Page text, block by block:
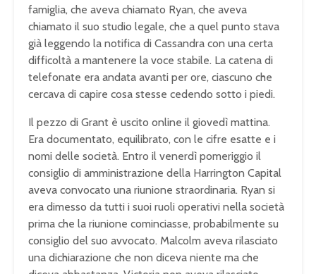
famiglia, che aveva chiamato Ryan, che aveva
chiamato il suo studio legale, che a quel punto stava
già leggendo la notifica di Cassandra con una certa
difficoltà a mantenere la voce stabile. La catena di
telefonate era andata avanti per ore, ciascuno che
cercava di capire cosa stesse cedendo sotto i piedi.
Il pezzo di Grant è uscito online il giovedì mattina.
Era documentato, equilibrato, con le cifre esatte e i
nomi delle società. Entro il venerdì pomeriggio il
consiglio di amministrazione della Harrington Capital
aveva convocato una riunione straordinaria. Ryan si
era dimesso da tutti i suoi ruoli operativi nella società
prima che la riunione cominciasse, probabilmente su
consiglio del suo avvocato. Malcolm aveva rilasciato
una dichiarazione che non diceva niente ma che